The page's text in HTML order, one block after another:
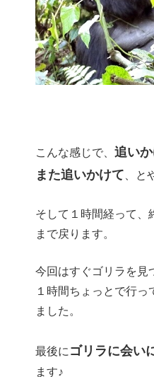
こんな感じで、 追いか
また追いかけて 、と
そして１時間経って、
まで戻ります。
今回はすぐゴリラを見
１時間ちょっとで行っ
ました。
最後に ゴリラに会い
ます♪